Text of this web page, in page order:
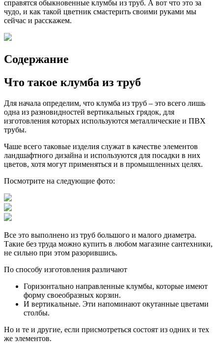
справятся обыкновенные клумбы из труб. А вот что это за
чудо, и как такой цветник смастерить своими руками мы
сейчас и расскажем.
Содержание
Что такое клумба из труб
Для начала определим, что клумба из труб – это всего лишь
одна из разновидностей вертикальных грядок, для
изготовления которых используются металлические и ПВХ
трубы.
Чаше всего таковые изделия служат в качестве элементов
ландшафтного дизайна и используются для посадки в них
цветов, хотя могут применяться и в промышленных целях.
Посмотрите на следующие фото:
Все это выполнено из труб большого и малого диаметра.
Такие без труда можно купить в любом магазине сантехники,
не сильно при этом разорившись.
По способу изготовления различают
Горизонтально направленные клумбы, которые имеют
форму своеобразных корзин.
И вертикальные. Эти напоминают окутанные цветами
столбы.
Но и те и другие, если присмотреться состоят из одних и тех
же элементов.